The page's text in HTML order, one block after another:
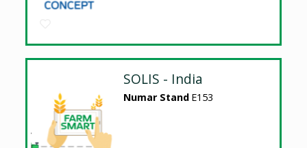
SOLIS - India
Numar Stand E153